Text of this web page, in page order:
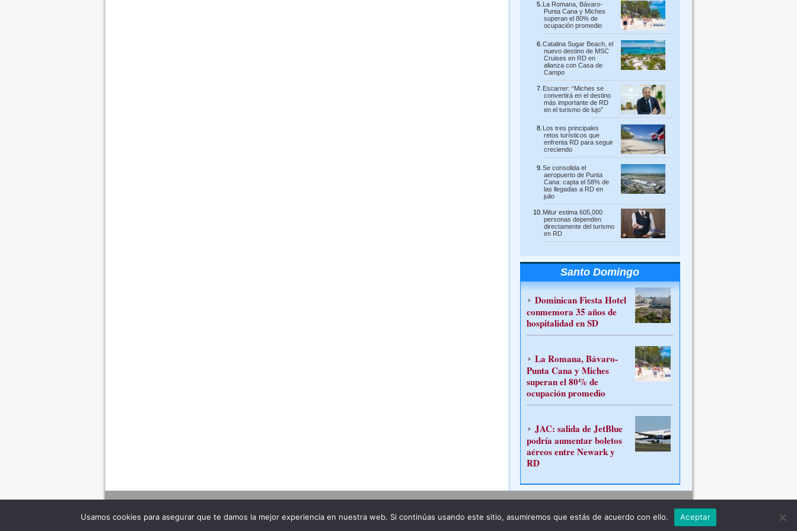
La Romana, Bávaro-
Punta Cana y Miches
superan el 80% de
ocupación promedio
Catalina Sugar Beach, el
nuevo destino de MSC
Cruises en RD en
alianza con Casa de
Campo
Escarrer: “Miches se
convertirá en el destino
más importante de RD
en el turismo de lujo”
Los tres principales
retos turísticos que
enfrenta RD para seguir
creciendo
Se consolida el
aeropuerto de Punta
Cana: capta el 58% de
las llegadas a RD en
julio
Mitur estima 605,000
personas dependen
directamente del turismo
en RD
Santo Domingo
Dominican Fiesta Hotel
conmemora 35 años de
hospitalidad en SD
La Romana, Bávaro-
Punta Cana y Miches
superan el 80% de
ocupación promedio
JAC: salida de JetBlue
podría aumentar boletos
aéreos entre Newark y
RD
Usamos cookies para asegurar que te damos la mejor experiencia en nuestra web. Si continúas usando este sitio, asumiremos que estás de acuerdo con ello. Aceptar